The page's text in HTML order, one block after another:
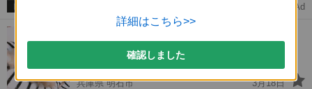
Ad
兵庫県 明石市
3月18日
詳細はこちら>>
確認しました